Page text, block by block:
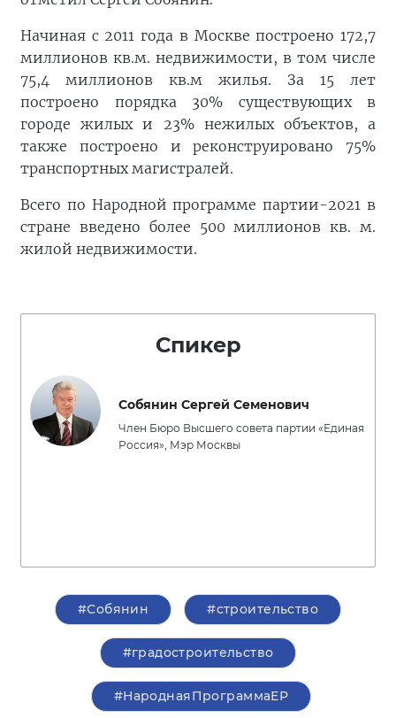
Начиная с 2011 года в Москве построено 172,7
миллионов кв.м. недвижимости, в том числе
75,4 миллионов кв.м жилья. За 15 лет
построено порядка 30% существующих в
городе жилых и 23% нежилых объектов, а
также построено и реконструировано 75%
транспортных магистралей.
Всего по Народной программе партии-2021 в
стране введено более 500 миллионов кв. м.
жилой недвижимости.
Спикер
Собянин Сергей Семенович
Член Бюро Высшего совета партии «Единая
Россия», Мэр Москвы
#Собянин #строительство
#градостроительство
#НароднаяПрограммаЕР